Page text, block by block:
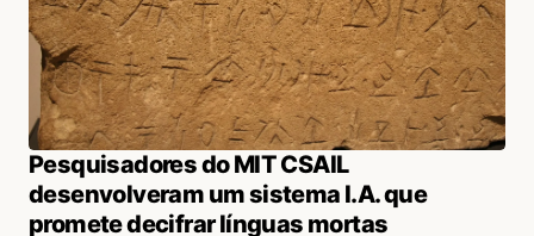
login
Pesquisadores do MIT CSAIL
desenvolveram um sistema I.A. que
promete decifrar línguas mortas